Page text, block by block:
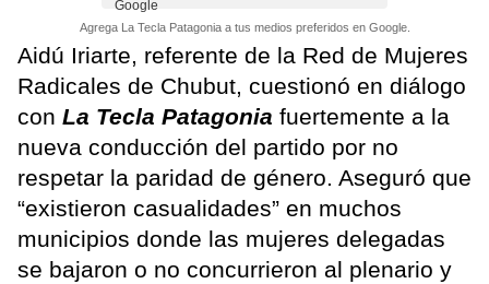
Agrega La Tecla Patagonia a tus medios preferidos en Google.
Aidú Iriarte, referente de la Red de Mujeres
Radicales de Chubut, cuestionó en diálogo
con La Tecla Patagonia fuertemente a la
nueva conducción del partido por no
respetar la paridad de género. Aseguró que
“existieron casualidades” en muchos
municipios donde las mujeres delegadas
se bajaron o no concurrieron al plenario y